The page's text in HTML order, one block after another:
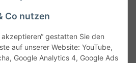
Co nutzen
gestatten Sie den
auf unserer Website: YouTube,
Google Analytics 4, Google Ads